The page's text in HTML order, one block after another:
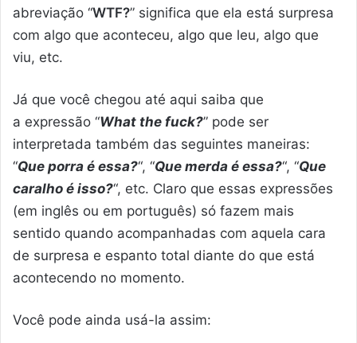
abreviação “WTF?” significa que ela está surpresa
com algo que aconteceu, algo que leu, algo que
viu, etc.
Já que você chegou até aqui saiba que
a expressão “What the fuck?” pode ser
interpretada também das seguintes maneiras:
“Que porra é essa?“, “Que merda é essa?“, “Que
caralho é isso?“, etc. Claro que essas expressões
(em inglês ou em português) só fazem mais
sentido quando acompanhadas com aquela cara
de surpresa e espanto total diante do que está
acontecendo no momento.
Você pode ainda usá-la assim: